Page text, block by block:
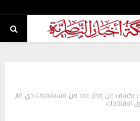
يكشف عن إنجاز عدد من مستشفيات ذي قار
الافتتاحات